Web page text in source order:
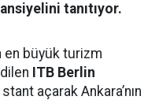
tanıtıyor.
en büyük turizm
ITB Berlin
açarak Ankara’nın